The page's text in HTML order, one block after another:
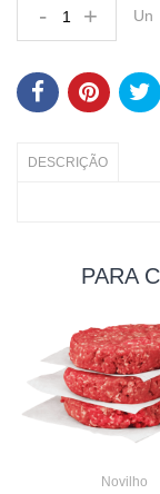
- + Un
DESCRIÇÃO
PARA
Novilho